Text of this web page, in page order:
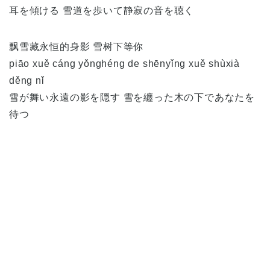
耳を傾ける 雪道を歩いて静寂の音を聴く
飘雪藏永恒的身影 雪树下等你
piāo xuě cáng yǒnghéng de shēnyǐng xuě shùxià
děng nǐ
雪が舞い永遠の影を隠す 雪を纏った木の下であなたを
待つ